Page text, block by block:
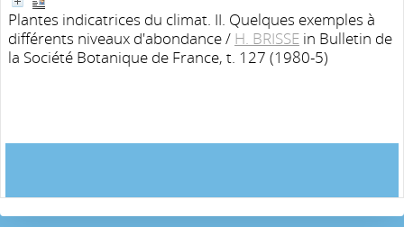
Plantes indicatrices du climat. II. Quelques exemples à
différents niveaux d'abondance/ H. BRISSE in Bulletin de
la Société Botanique de France, t. 127 (1980-5)